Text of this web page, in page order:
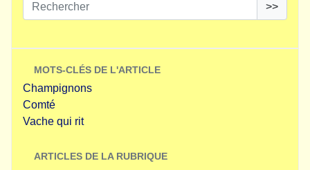
>>
MOTS-CLÉS DE L'ARTICLE
Champignons
Comté
Vache qui rit
ARTICLES DE LA RUBRIQUE